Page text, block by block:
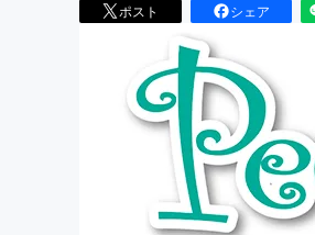
ポスト シェア